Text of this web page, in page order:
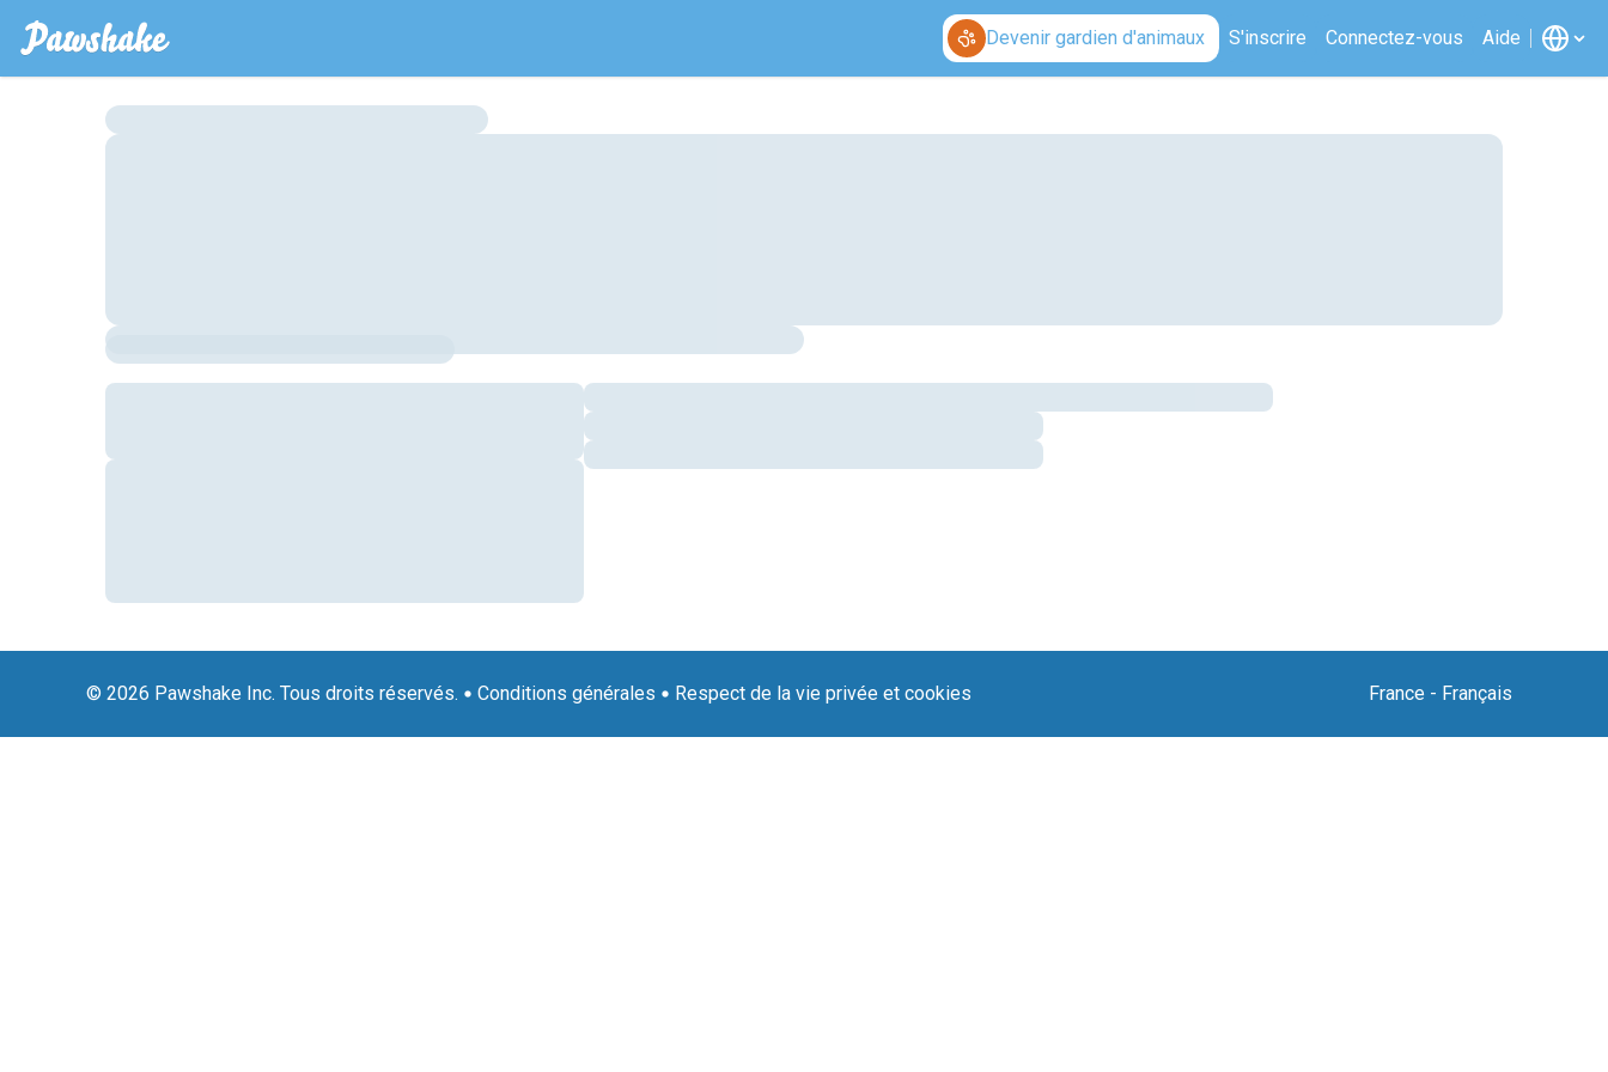
Devenir gardien d'animaux S'inscrire Connectez-vous Aide
© 2026 Pawshake Inc. Tous droits réservés. Conditions générales Respect de la vie privée et cookies France - Français